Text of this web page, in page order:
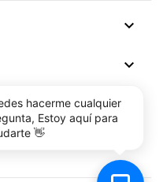
keyboard_arrow_down
keyboard_arrow_down
keyboard_arrow_down
llámanos
hacerme cualquier
Estoy aquí para
👋